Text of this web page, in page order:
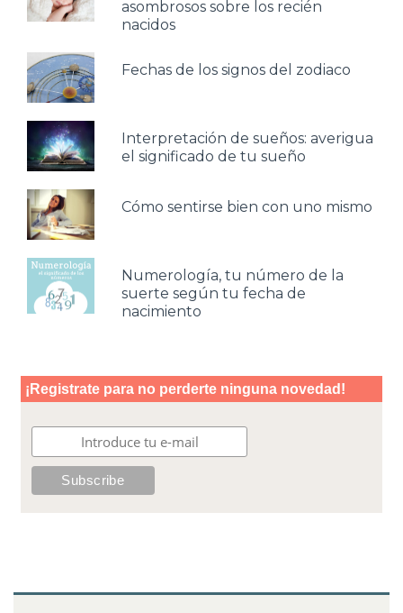
asombrosos sobre los recién
nacidos
Fechas de los signos del zodiaco
Interpretación de sueños: averigua
el significado de tu sueño
Cómo sentirse bien con uno mismo
Numerología, tu número de la
suerte según tu fecha de
nacimiento